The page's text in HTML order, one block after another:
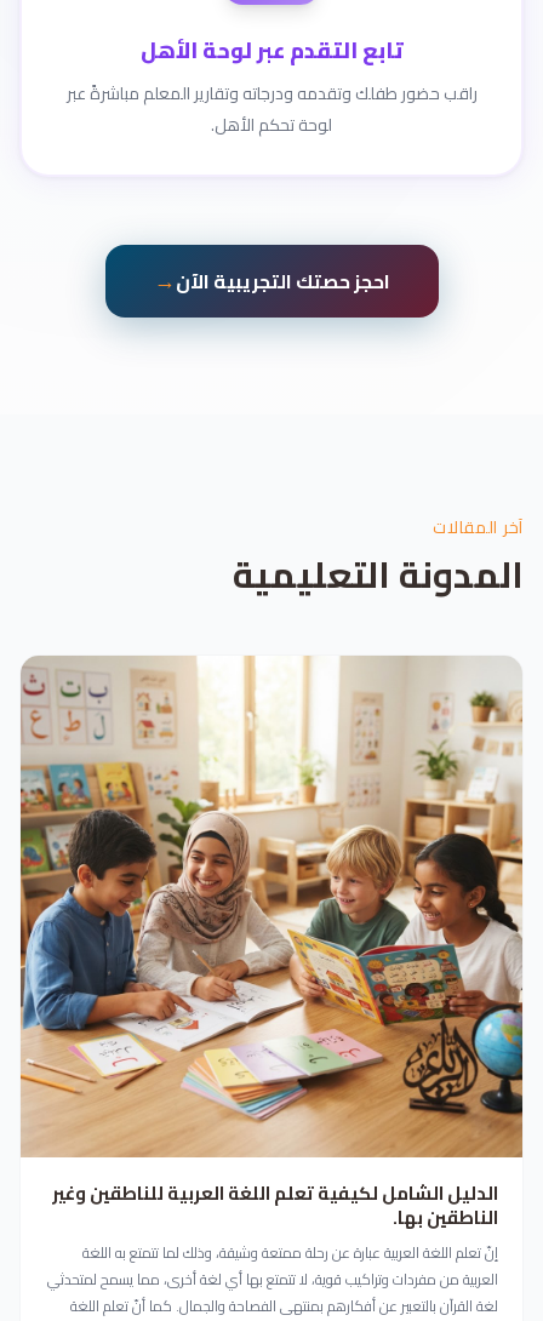
تابع التقدم عبر لوحة الأهل
راقب حضور طفلك وتقدمه ودرجاته وتقارير المعلم مباشرةً عبر
لوحة تحكم الأهل.
احجز حصتك التجريبية الآن→
آخر المقالات
المدونة التعليمية
الدليل الشامل لكيفية تعلم اللغة العربية للناطقين وغير
الناطقين بها.
إنّ تعلم اللغة العربية عبارة عن رحلة ممتعة وشيقة، وذلك لما تتمتع به اللغة
العربية من مفردات وتراكيب قوية، لا تتمتع بها أي لغة أخرى، مما يسمح لمتحدثي
لغة القرآن بالتعبير عن أفكارهم بمنتهى الفصاحة والجمال. كما أنّ تعلم اللغة